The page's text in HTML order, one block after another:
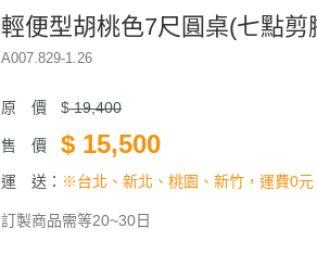
輕便型胡桃色7尺圓桌(七點剪
A007.829-1.26
原 價 $19,400
售 價 $ 15,500
運 送： ※台北、新北、桃園、新竹，運費0元
訂製商品需等20~30日